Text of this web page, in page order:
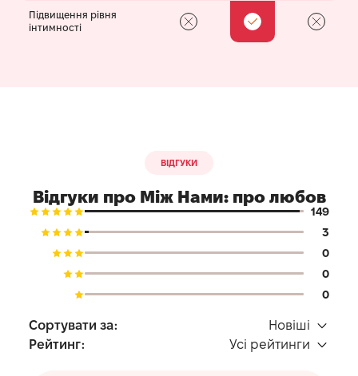
Підвищення рівня
інтимності
ВІДГУКИ
Відгуки про Між Нами: про любов
149
3
0
0
0
Сортувати за
Новіші
Рейтинг
Усі рейтинги